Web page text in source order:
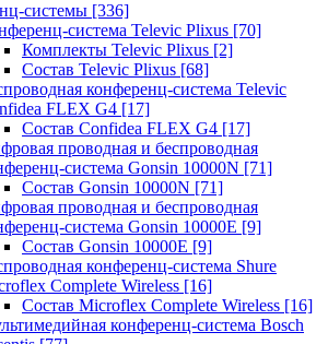
системы [336]
система Televic Plixus [70]
Комплекты Televic Plixus [2]
Состав Televic Plixus [68]
конференц-система Televic
FLEX G4 [17]
Состав Confidea FLEX G4 [17]
проводная и беспроводная
система Gonsin 10000N [71]
Состав Gonsin 10000N [71]
проводная и беспроводная
система Gonsin 10000E [9]
Состав Gonsin 10000E [9]
конференц-система Shure
Complete Wireless [16]
Состав Microflex Complete Wireless [16]
конференц-система Bosch